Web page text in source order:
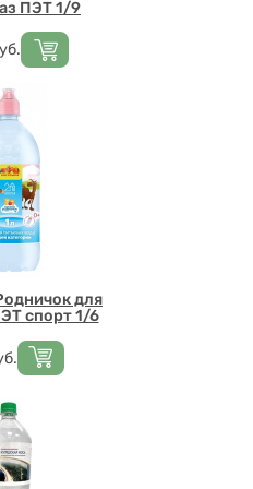
ПЭТ 1/9
для
спорт 1/6